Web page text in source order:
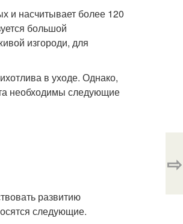
и насчитывает более 120
большой
изгороди, для
в уходе. Однако,
необходимы следующие
развитию
следующие.
⇨